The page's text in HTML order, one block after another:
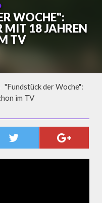
WOCHE":
MIT 18 JAHREN
TV
"Fundstück der Woche":
im TV
MIT 18